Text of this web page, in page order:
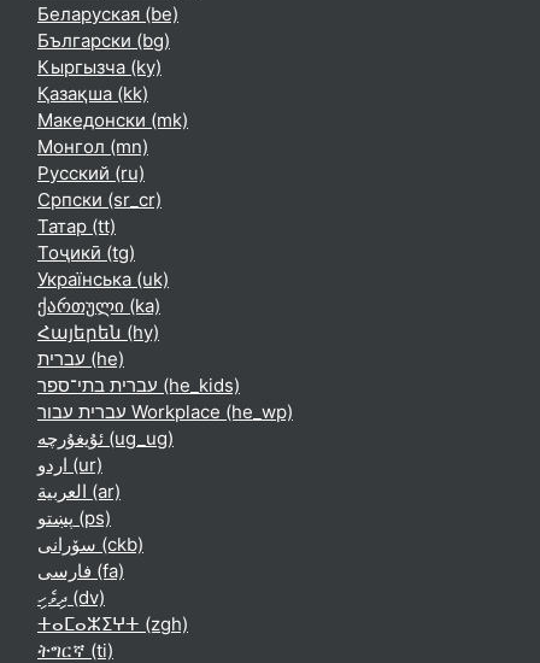
Беларуская ‎(be)‎
Български ‎(bg)‎
Кыргызча ‎(ky)‎
Қазақша ‎(kk)‎
Македонски ‎(mk)‎
Монгол ‎(mn)‎
Русский ‎(ru)‎
Српски ‎(sr_cr)‎
Татар ‎(tt)‎
Тоҷикӣ ‎(tg)‎
Українська ‎(uk)‎
ქართული ‎(ka)‎
Հայերեն ‎(hy)‎
עברית ‎(he)‎
עברית בתי־ספר ‎(he_kids)‎
עברית עבור Workplace ‎(he_wp)‎
ئۇيغۇرچە ‎(ug_ug)‎
اردو ‎(ur)‎
العربية ‎(ar)‎
پښتو ‎(ps)‎
سۆرانی ‎(ckb)‎
فارسی ‎(fa)‎
ދިވެހި ‎(dv)‎
ⵜⴰⵎⴰⵣⵉⵖⵜ ‎(zgh)‎
ትግርኛ ‎(ti)‎